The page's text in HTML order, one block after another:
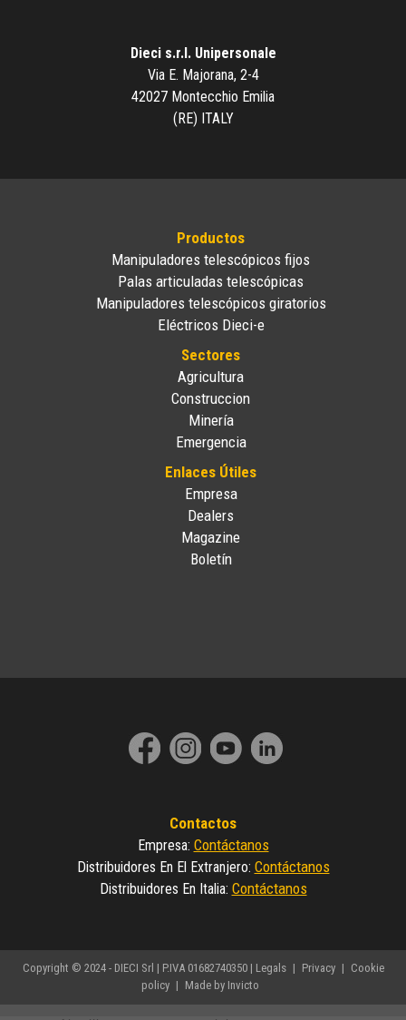
Dieci s.r.l. Unipersonale
Via E. Majorana, 2-4
42027 Montecchio Emilia
(RE) ITALY
Productos
Manipuladores telescópicos fijos
Palas articuladas telescópicas
Manipuladores telescópicos giratorios
Eléctricos Dieci-e
Sectores
Agricultura
Construccion
Minería
Emergencia
Enlaces Útiles
Empresa
Dealers
Magazine
Boletín
Contactos
Empresa: Contáctanos
Distribuidores En El Extranjero: Contáctanos
Distribuidores En Italia: Contáctanos
Copyright © 2024 - DIECI Srl | P.IVA 01682740350 | Legals | Privacy | Cookie
policy | Made by Invicto